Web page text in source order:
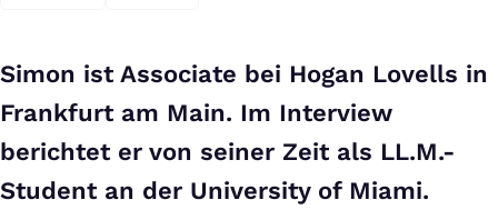
Simon ist Associate bei Hogan Lovells in
Frankfurt am Main. Im Interview
berichtet er von seiner Zeit als LL.M.-
Student an der University of Miami.